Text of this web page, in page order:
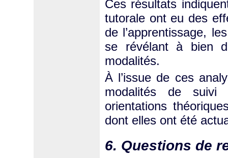
Ces résultats
tutorale ont eu des
de l’apprentissage,
se révélant à bien
modalités.
À l’issue de ces
modalités de suivi
orientations
dont elles ont été
6. Questions de